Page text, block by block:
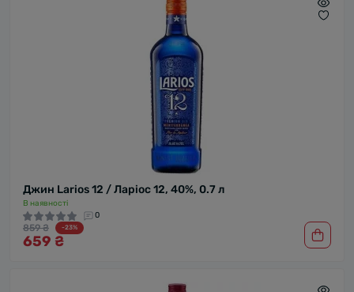
Джин Larios 12 / Ларіос 12, 40%, 0.7 л
В наявності
0
859 ₴ -23%
659 ₴